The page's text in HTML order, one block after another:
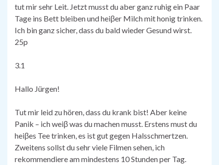
tut mir sehr Leit. Jetzt musst du aber ganz ruhig ein Paar
Tage ins Bett bleiben und heiβer Milch mit honig trinken.
Ich bin ganz sicher, dass du bald wieder Gesund wirst.
25p
3.1
Hallo Jürgen!
Tut mir leid zu hören, dass du krank bist! Aber keine
Panik – ich weiβ was du machen musst. Erstens must du
heiβes Tee trinken, es ist gut gegen Halsschmertzen.
Zweitens sollst du sehr viele Filmen sehen, ich
rekommendiere am mindestens 10 Stunden per Tag.